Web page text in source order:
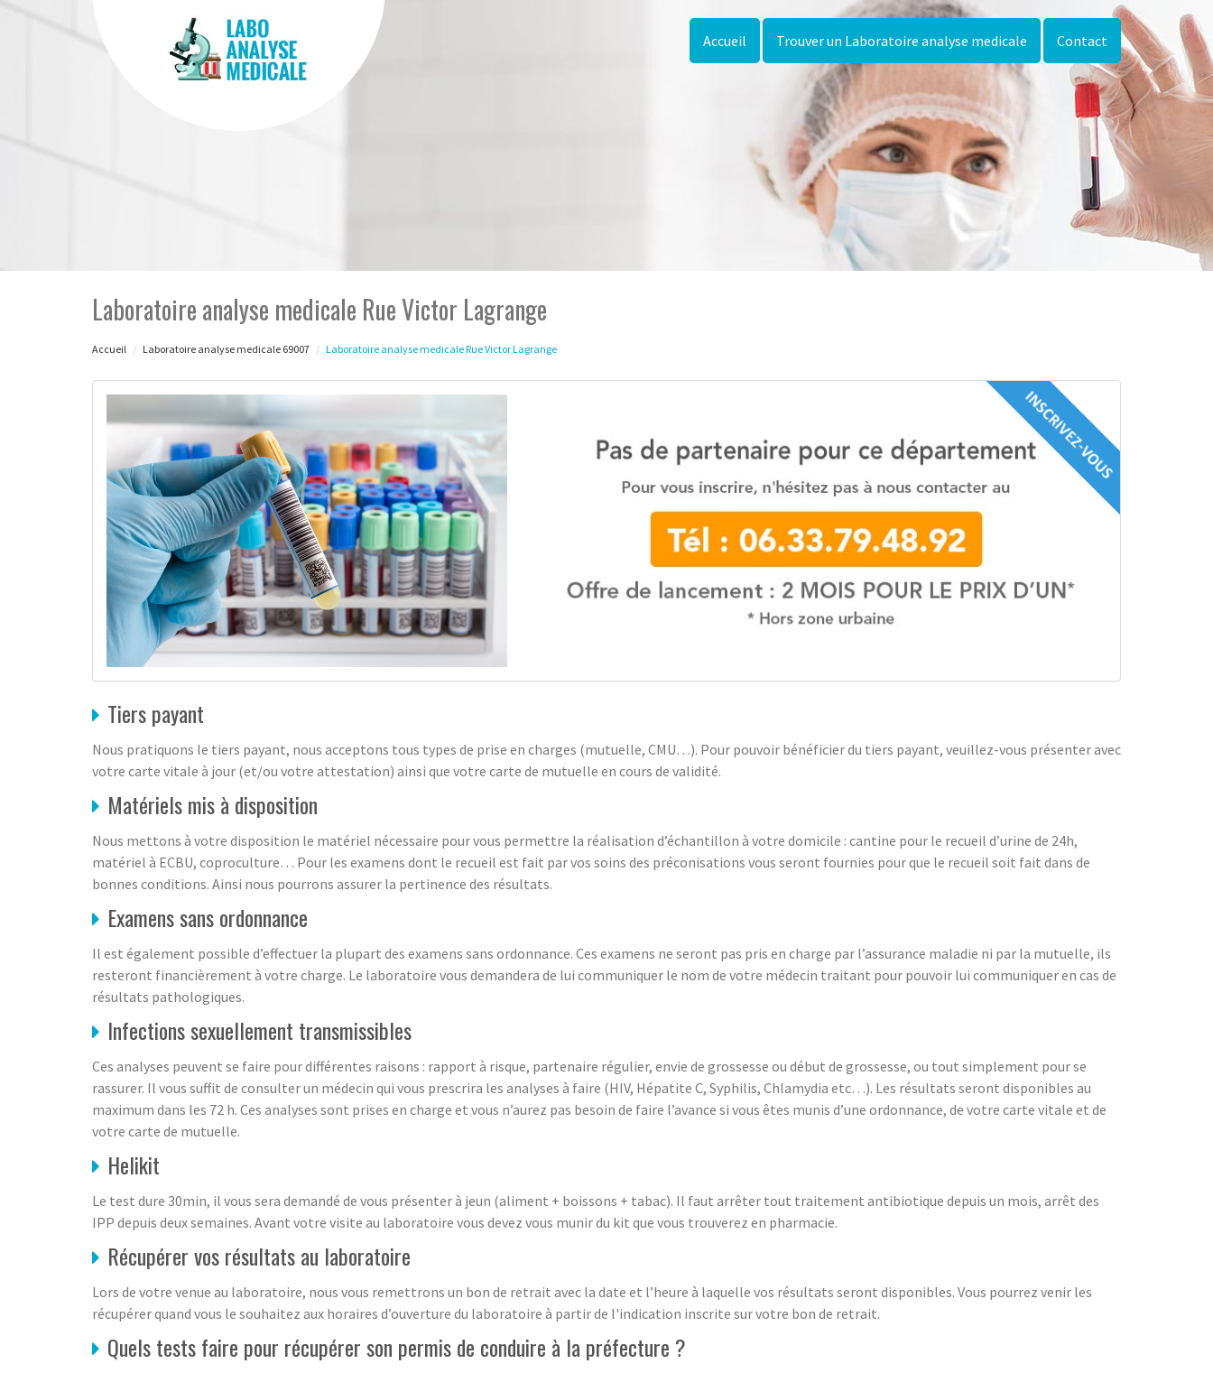
Accueil Trouver un Laboratoire analyse medicale Contact
Laboratoire analyse medicale Rue Victor Lagrange
Accueil Laboratoire analyse medicale 69007 Laboratoire analyse medicale Rue Victor Lagrange
Tiers payant
Nous pratiquons le tiers payant, nous acceptons tous types de prise en charges (mutuelle, CMU…). Pour pouvoir bénéficier du tiers payant, veuillez-vous présenter avec
votre carte vitale à jour (et/ou votre attestation) ainsi que votre carte de mutuelle en cours de validité.
Matériels mis à disposition
Nous mettons à votre disposition le matériel nécessaire pour vous permettre la réalisation d’échantillon à votre domicile : cantine pour le recueil d’urine de 24h,
matériel à ECBU, coproculture… Pour les examens dont le recueil est fait par vos soins des préconisations vous seront fournies pour que le recueil soit fait dans de
bonnes conditions. Ainsi nous pourrons assurer la pertinence des résultats.
Examens sans ordonnance
Il est également possible d’effectuer la plupart des examens sans ordonnance. Ces examens ne seront pas pris en charge par l’assurance maladie ni par la mutuelle, ils
resteront financièrement à votre charge. Le laboratoire vous demandera de lui communiquer le nom de votre médecin traitant pour pouvoir lui communiquer en cas de
résultats pathologiques.
Infections sexuellement transmissibles
Ces analyses peuvent se faire pour différentes raisons : rapport à risque, partenaire régulier, envie de grossesse ou début de grossesse, ou tout simplement pour se
rassurer. Il vous suffit de consulter un médecin qui vous prescrira les analyses à faire (HIV, Hépatite C, Syphilis, Chlamydia etc…). Les résultats seront disponibles au
maximum dans les 72 h. Ces analyses sont prises en charge et vous n’aurez pas besoin de faire l’avance si vous êtes munis d’une ordonnance, de votre carte vitale et de
votre carte de mutuelle.
Helikit
Le test dure 30min, il vous sera demandé de vous présenter à jeun (aliment + boissons + tabac). Il faut arrêter tout traitement antibiotique depuis un mois, arrêt des
IPP depuis deux semaines. Avant votre visite au laboratoire vous devez vous munir du kit que vous trouverez en pharmacie.
Récupérer vos résultats au laboratoire
Lors de votre venue au laboratoire, nous vous remettrons un bon de retrait avec la date et l’heure à laquelle vos résultats seront disponibles. Vous pourrez venir les
récupérer quand vous le souhaitez aux horaires d’ouverture du laboratoire à partir de l'indication inscrite sur votre bon de retrait.
Quels tests faire pour récupérer son permis de conduire à la préfecture ?